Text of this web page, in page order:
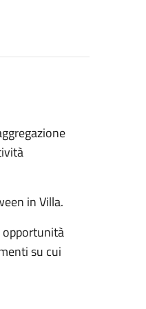
in Villa.
opportunità
su cui